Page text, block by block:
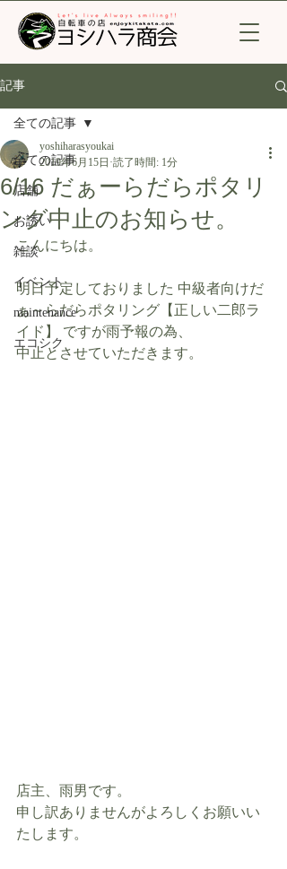
記事
全ての記事
店舗
お誘い
雑談
イベント
maintenance
エコシク
全ての記事
6/16 だぁーらだらポタリ
ング中止のお知らせ。
yoshiharasyoukai
2019年6月15日 読了時間: 1分
こんにちは。
明日予定しておりました 中級者向けだ
ぁ～らだらポタリング【正しい二郎ラ
イド】 ですが雨予報の為、
中止とさせていただきます。
店主、雨男です。
申し訳ありませんがよろしくお願いい
たします。